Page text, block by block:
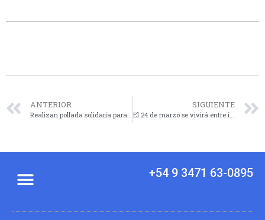
ANTERIOR SIGUIENTE
+54 9 3471 63-0895